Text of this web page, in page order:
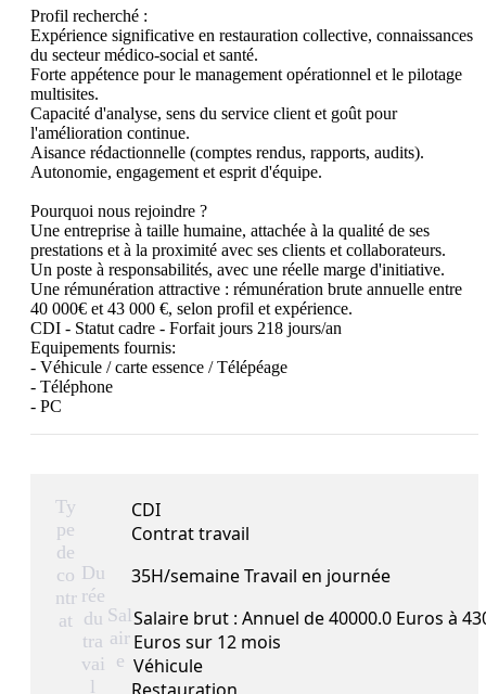
Profil recherché :
Expérience significative en restauration collective, connaissances
du secteur médico-social et santé.
Forte appétence pour le management opérationnel et le pilotage
multisites.
Capacité d'analyse, sens du service client et goût pour
l'amélioration continue.
Aisance rédactionnelle (comptes rendus, rapports, audits).
Autonomie, engagement et esprit d'équipe.
Pourquoi nous rejoindre ?
Une entreprise à taille humaine, attachée à la qualité de ses
prestations et à la proximité avec ses clients et collaborateurs.
Un poste à responsabilités, avec une réelle marge d'initiative.
Une rémunération attractive : rémunération brute annuelle entre
40 000€ et 43 000 €, selon profil et expérience.
CDI - Statut cadre - Forfait jours 218 jours/an
Equipements fournis:
- Véhicule / carte essence / Télépéage
- Téléphone
- PC
Ty
pe
de
co
ntr
at
CDI
Contrat travail
Du
rée
du
tra
vai
l
35H/semaine Travail en journée
Sal
air
e
Salaire brut : Annuel de 40000.0 Euros à
Euros sur 12 mois
Véhicule